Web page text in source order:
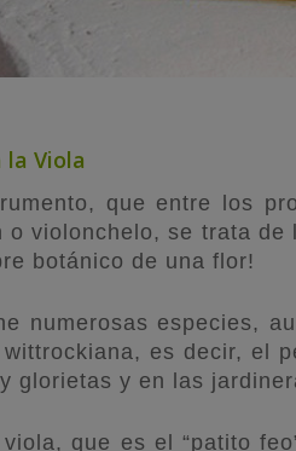
la Viola
que entre los
o violonchelo, se trata de
botánico de una flor!
numerosas especies,
es decir, el
glorietas y en las
que es el “patito